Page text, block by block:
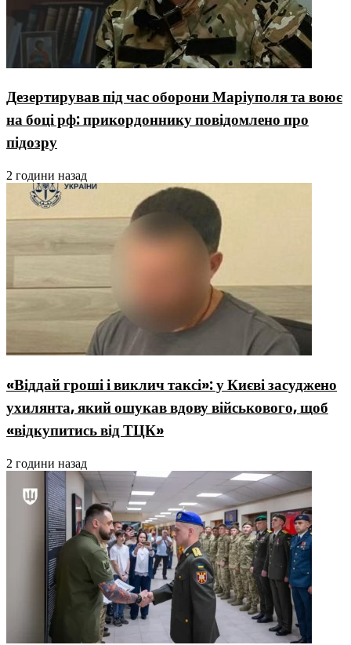
Дезертирував під час оборони Маріуполя та воює
на боці рф: прикордоннику повідомлено про
підозру
2 години назад
«Віддай гроші і виклич таксі»: у Києві засуджено
ухилянта, який ошукав вдову військового, щоб
«відкупитись від ТЦК»
2 години назад